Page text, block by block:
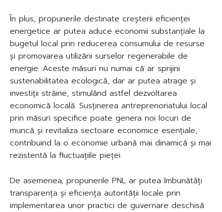
În plus, propunerile destinate creșterii eficienței
energetice ar putea aduce economii substanțiale la
bugetul local prin reducerea consumului de resurse
și promovarea utilizării surselor regenerabile de
energie. Aceste măsuri nu numai că ar sprijini
sustenabilitatea ecologică, dar ar putea atrage și
investiții străine, stimulând astfel dezvoltarea
economică locală. Susținerea antreprenoriatului local
prin măsuri specifice poate genera noi locuri de
muncă și revitaliza sectoare economice esențiale,
contribuind la o economie urbană mai dinamică și mai
rezistentă la fluctuațiile pieței.
De asemenea, propunerile PNL ar putea îmbunătăți
transparența și eficiența autorității locale prin
implementarea unor practici de guvernare deschisă